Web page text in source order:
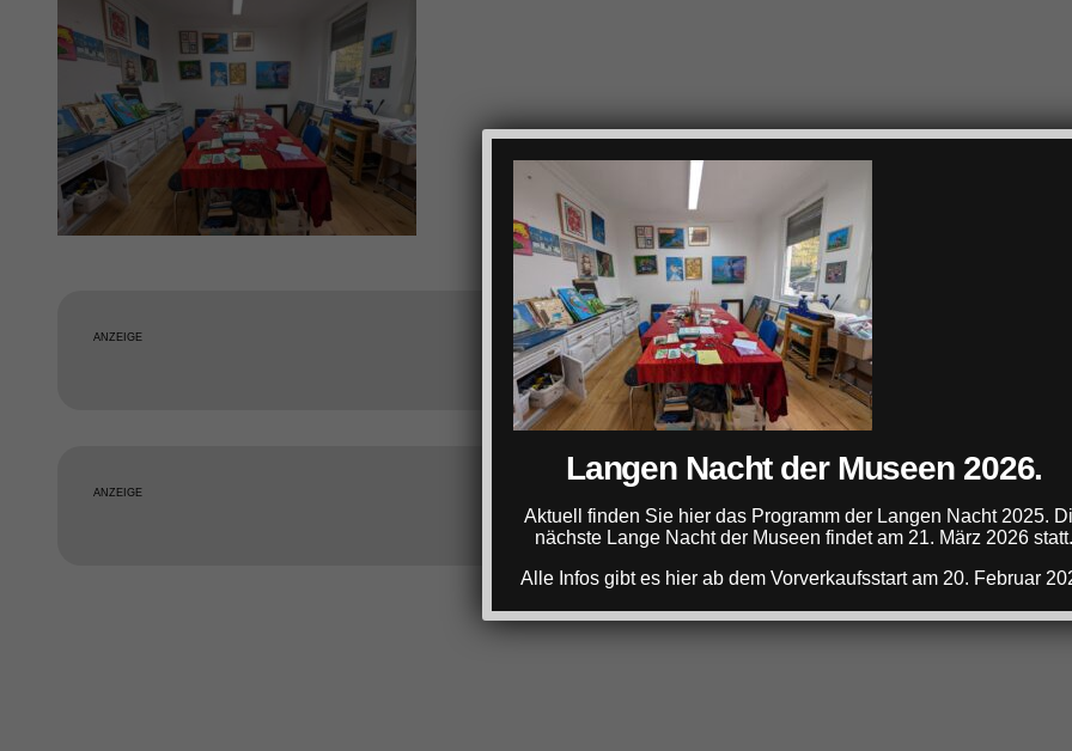
ANZEIGE ANZEIGE
ANZEIGE
Langen Nacht der Museen 2026.
Aktuell finden Sie hier das Programm der Langen Nacht 2025.
nächste Lange Nacht der Museen findet am 21. März 2026
Alle Infos gibt es hier ab dem Vorverkaufsstart am 20. Februar